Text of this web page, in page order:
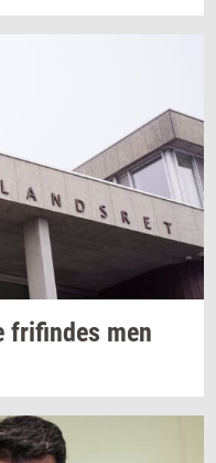
fri­fin­des men